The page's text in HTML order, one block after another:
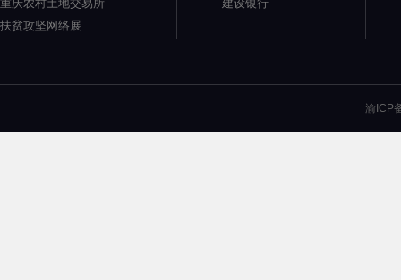
重庆农村土地交易所
扶贫攻坚网络展
建设银行
渝ICP